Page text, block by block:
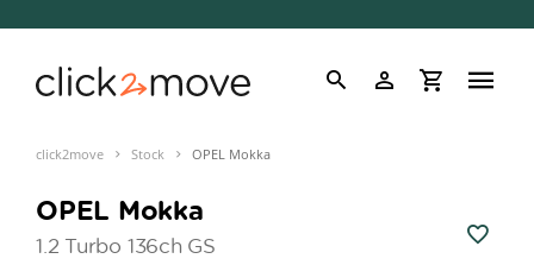
click2move Stock OPEL Mokka
OPEL Mokka
1.2 Turbo 136ch GS